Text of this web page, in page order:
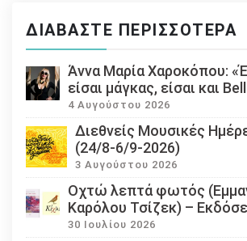
ΔΙΑΒΆΣΤΕ ΠΕΡΙΣΣΌΤΕΡΑ
Άννα Μαρία Χαροκόπου:
είσαι μάγκας, είσαι και
4 Αυγούστου 2026
Διεθνείς Μουσικές
(24/8-6/9-2026)
3 Αυγούστου 2026
Οχτώ λεπτά φωτός
Καρόλου Τσίζεκ) –
30 Ιουλίου 2026